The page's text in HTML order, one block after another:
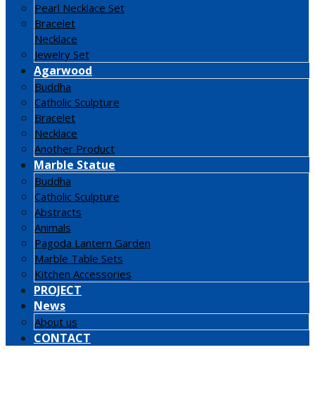
Pearl Necklace Set
Bracelet
Necklace
Jewelry Set
Agarwood
Buddha
Catholic Sculpture
Bracelet
Necklace
Another Product
Marble Statue
Buddha
Catholic Sculpture
Abstracts
Animals
Pagoda Lantern Garden
Marble Table Sets
Kitchen Accessories
PROJECT
News
About us
CONTACT